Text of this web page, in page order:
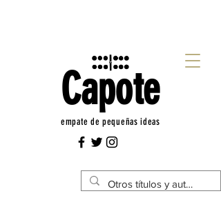
Capote
empate de pequeñas ideas